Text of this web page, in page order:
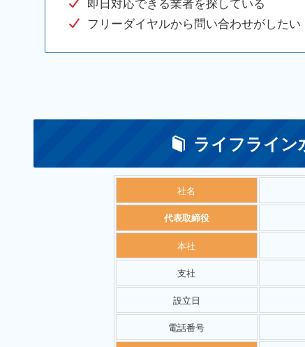
フリーダイヤルから問い合わせがしたい
ライフライン
社名
代表取締役
本社
支社
設立日
電話番号